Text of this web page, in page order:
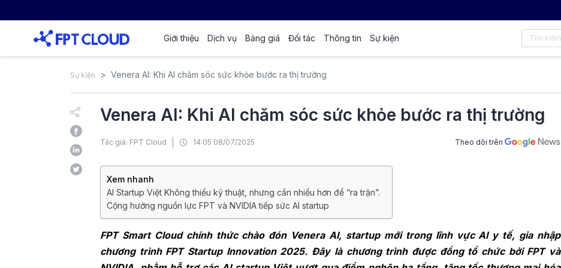
Giới thiệu Dịch vụ Bảng giá Đối tác Thông tin Sự kiện
Sự kiện Venera AI: Khi AI chăm sóc sức khỏe bước ra thị trường
Venera AI: Khi AI chăm sóc sức khỏe bước ra thị trường
Tác giả: FPT Cloud 14:05 08/07/2025 Theo dõi trên
Xem nhanh
AI Startup Việt Không thiếu kỹ thuật, nhưng cần nhiều hơn để “ra trận”.
Cộng hưởng nguồn lực FPT và NVIDIA tiếp sức AI startup
FPT Smart Cloud chính thức chào đón Venera AI, startup mới trong lĩnh vực AI y tế, gia nhập
chương trình FPT Startup Innovation 2025. Đây là chương trình được đồng tổ chức bởi FPT và